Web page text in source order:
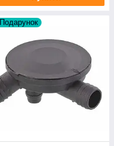
Подарунок